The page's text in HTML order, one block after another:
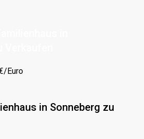
Euro
in Sonneberg zu